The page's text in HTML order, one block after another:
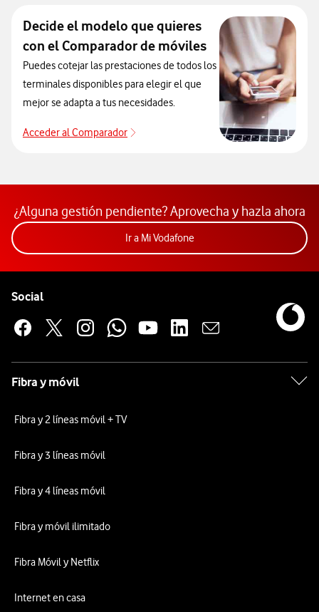
Decide el modelo que quieres
con el Comparador de móviles
Puedes cotejar las prestaciones de todos los
terminales disponibles para elegir el que
mejor se adapta a tus necesidades.
Acceder al Comparador
Acceder al Comparador
¿Alguna gestión pendiente? Aprovecha y hazla ahora
Ir a Mi VodafoneAcceder a la app Mi
Social
Fibra y móvil
Fibra y 2 líneas móvil + TV
Fibra y 3 líneas móvil
Fibra y 4 líneas móvil
Fibra y móvil ilimitado
Fibra Móvil y Netflix
Internet en casa